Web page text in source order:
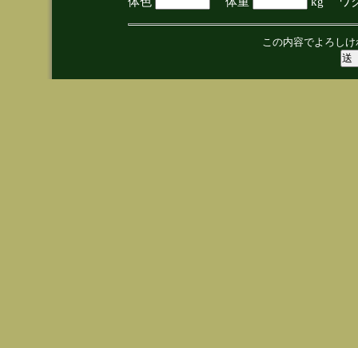
この内容でよろし